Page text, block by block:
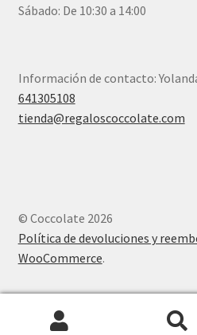
Sábado: De 10:30 a 14:00
Información de contacto:
641305108
tienda@regaloscoccolate.com
© Coccolate 2026
Política de devoluciones y
WooCommerce.